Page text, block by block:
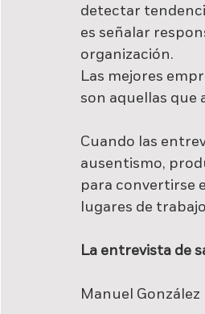
detectar
es señalar
organización.
Las mejores
son aquellas que
Cuando las
ausentismo,
para convertirse
lugares de
La entrevista de
Manuel González